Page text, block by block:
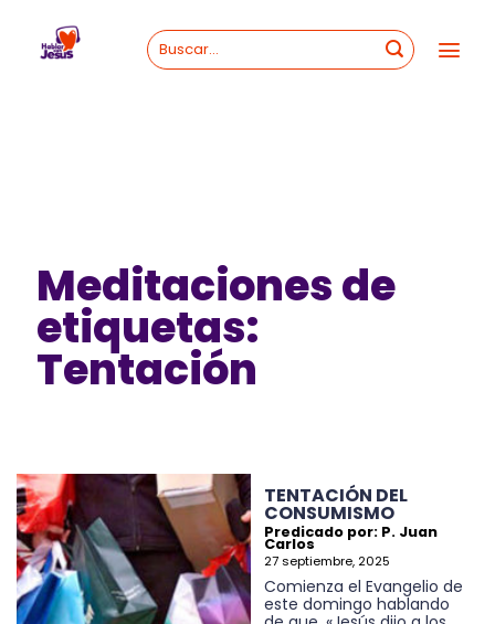
content
Meditaciones de
etiquetas:
Tentación
TENTACIÓN DEL
CONSUMISMO
Predicado por: P. Juan
Carlos
27 septiembre, 2025
Comienza el Evangelio de
este domingo hablando